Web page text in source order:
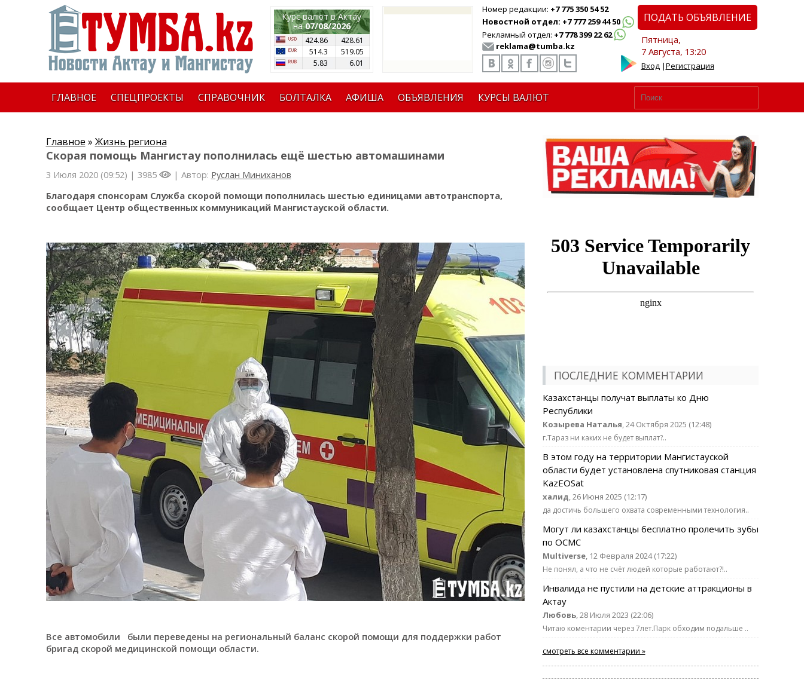
Курс валют в Актау
на07/08/2026
424.86
428.61
514.3
519.05
5.83
6.01
Номер редакции: +7 775 350 54 52
Новостной отдел: +7 777 259 44 50
Рекламный отдел: +7 778 399 22 62
reklama@tumba.kz
ПОДАТЬ ОБЪЯВЛЕНИЕ
Пятница,
7 Августа, 13:20
Вход|Регистрация
ГЛАВНОЕ СПЕЦПРОЕКТЫ СПРАВОЧНИК БОЛТАЛКА АФИША ОБЪЯВЛЕНИЯ КУРСЫ ВАЛЮТ
Главное » Жизнь региона
Скорая помощь Мангистау пополнилась ещё шестью автомашинами
3 Июля 2020 (09:52) | 3985 | Автор: Руслан Миниханов
Благодаря спонсорам Служба скорой помощи пополнилась шестью единицами автотранспорта,
сообщает Центр общественных коммуникаций Мангистауской области.
Все автомобили были переведены на региональный баланс скорой помощи для поддержки работ
бригад скорой медицинской помощи области.
ПОСЛЕДНИЕ КОММЕНТАРИИ
Казахстанцы получат выплаты ко Дню
Республики
Козырева Наталья, 24 Октября 2025 (12:48)
г.Тараз ни каких не будет выплат?..
В этом году на территории Мангистауской
области будет установлена спутниковая станция
KazEOSat
халид, 26 Июня 2025 (12:17)
да достичь большего охвата современными технология..
Могут ли казахстанцы бесплатно пролечить зубы
по ОСМС
Multiverse, 12 Февраля 2024 (17:22)
Не понял, а что не счёт людей которые работают?!..
Инвалида не пустили на детские аттракционы в
Актау
Любовь, 28 Июля 2023 (22:06)
Читаю коментарии через 7лет.Парк обходим подальше ..
смотреть все комментарии »